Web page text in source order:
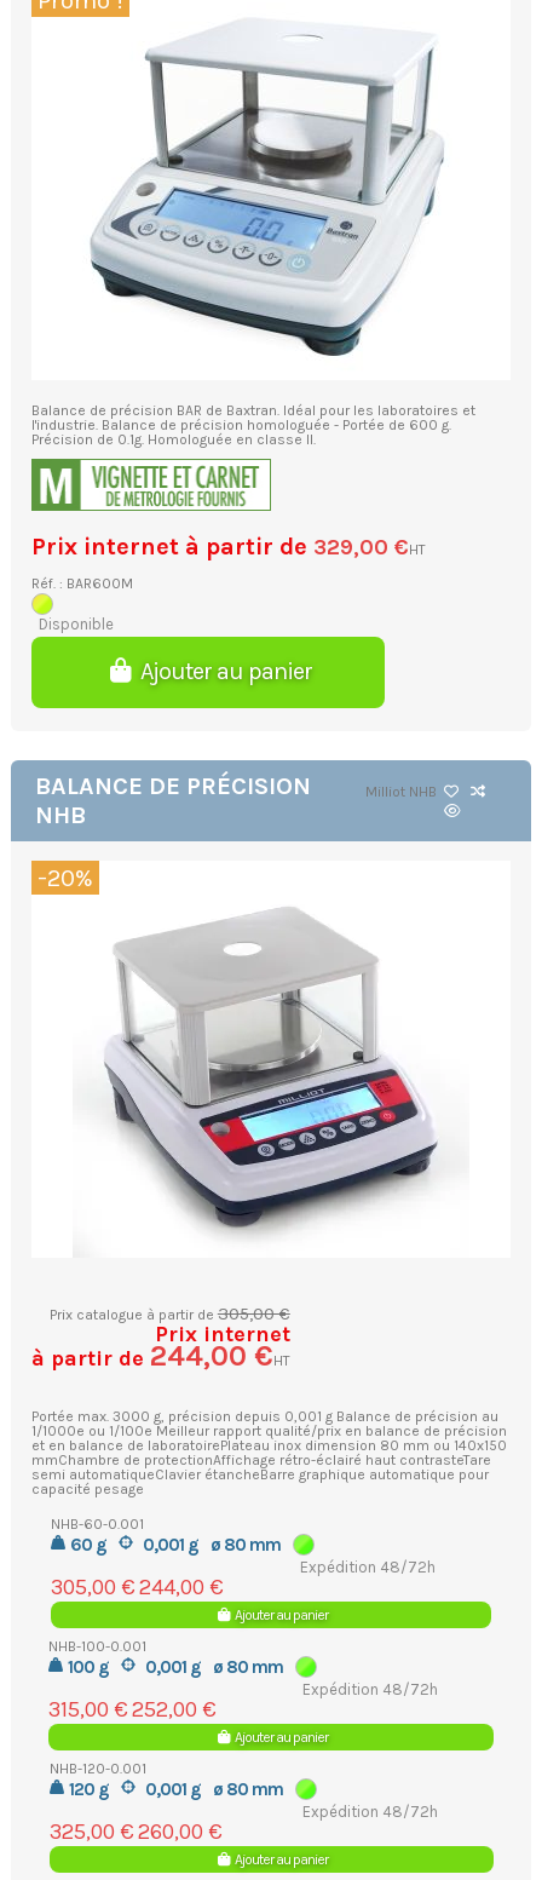
Balance de précision BAR de Baxtran. Idéal pour les laboratoires et
l'industrie. Balance de précision homologuée - Portée de 600 g.
Précision de 0.1g. Homologuée en classe II.
Prix internet à partir de 329,00 €HT
Réf. : BAR600M
Disponible
Ajouter au panier
BALANCE DE PRÉCISION
NHB
Milliot NHB
-20%
Prix catalogue à partir de305,00 €
Prix internet
à partir de 244,00 €HT
Portée max. 3000 g, précision depuis 0,001 g Balance de précision au
1/1000e ou 1/100e Meilleur rapport qualité/prix en balance de précision
et en balance de laboratoirePlateau inox dimension 80 mm ou 140x150
mmChambre de protectionAffichage rétro-éclairé haut contrasteTare
semi automatiqueClavier étancheBarre graphique automatique pour
capacité pesage
NHB-60-0.001
60 g 0,001 g ø 80 mm
Expédition 48/72h
305,00 €244,00 €
Ajouter au panier
NHB-100-0.001
100 g 0,001 g ø 80 mm
Expédition 48/72h
315,00 €252,00 €
Ajouter au panier
NHB-120-0.001
120 g 0,001 g ø 80 mm
Expédition 48/72h
325,00 €260,00 €
Ajouter au panier